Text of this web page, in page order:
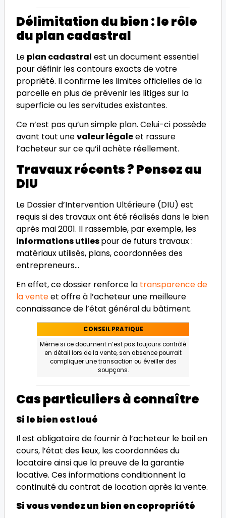
Délimitation du bien : le rôle
du plan cadastral
Le plan cadastral est un document essentiel
pour définir les contours exacts de votre
propriété. Il confirme les limites officielles de la
parcelle en plus de prévenir les litiges sur la
superficie ou les servitudes existantes.
Ce n’est pas qu’un simple plan. Celui-ci possède
avant tout unevaleur légaleet rassure
l’acheteur sur ce qu’il achète réellement.
Travaux récents ? Pensez au
DIU
Le Dossier d’Intervention Ultérieure (DIU) est
requis si des travaux ont été réalisés dans le bien
après mai 2001. Il rassemble, par exemple, les
informations utilespour de futurs travaux :
matériaux utilisés, plans, coordonnées des
entrepreneurs…
En effet, ce dossier renforce la transparence de
la venteet offre à l’acheteur une meilleure
connaissance de l’état général du bâtiment.
CONSEIL PRATIQUE
Même si ce document n’est pas toujours contrôlé
en détail lors de la vente, son absence pourrait
compliquer une transaction ou éveiller des
soupçons.
Cas particuliers à connaître
Si le bien est loué
Il est obligatoire de fournir à l’acheteur le bail en
cours, l’état des lieux, les coordonnées du
locataire ainsi que la preuve de la garantie
locative. Ces informations conditionnent la
continuité du contrat de location après la vente.
Si vous vendez un bien en copropriété